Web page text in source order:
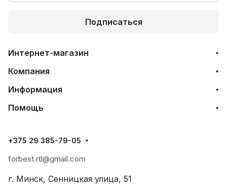
Подписаться
Интернет-магазин
Компания
Информация
Помощь
+375 29 385-79-05
forbest.rtl@gmail.com
г. Минск, Сенницкая улица, 51